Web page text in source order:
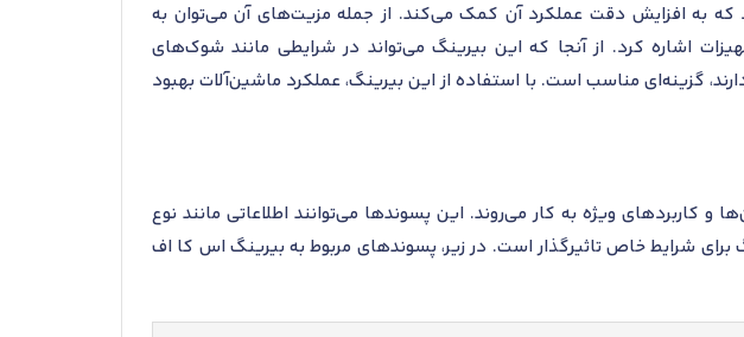
که به افزایش دقت عملکرد آن کمک می‌کند. از جمله مزیت‌های آن می‌توان به
اشاره کرد. از آنجا که این بیرینگ می‌تواند در شرایطی مانند شوک‌های
گزینه‌ای مناسب است. با استفاده از این بیرینگ، عملکرد ماشین‌آلات بهبود
ویژه به کار می‌روند. این پسوندها می‌توانند اطلاعاتی مانند نوع
شرایط خاص تاثیرگذار است. در زیر، پسوندهای مربوط به بیرینگ اس کا اف